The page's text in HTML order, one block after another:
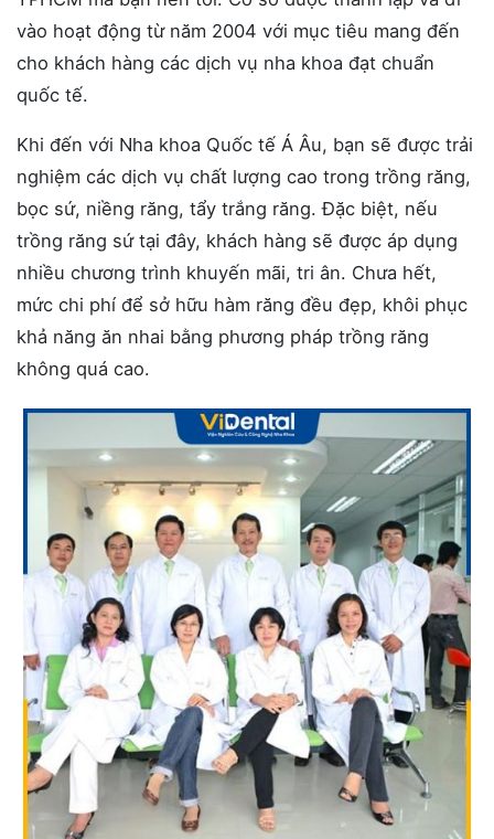
vào hoạt động từ năm 2004 với mục tiêu mang đến
cho khách hàng các dịch vụ nha khoa đạt chuẩn
quốc tế.
Khi đến với Nha khoa Quốc tế Á Âu, bạn sẽ được trải
nghiệm các dịch vụ chất lượng cao trong trồng răng,
bọc sứ, niềng răng, tẩy trắng răng. Đặc biệt, nếu
trồng răng sứ tại đây, khách hàng sẽ được áp dụng
nhiều chương trình khuyến mãi, tri ân. Chưa hết,
mức chi phí để sở hữu hàm răng đều đẹp, khôi phục
khả năng ăn nhai bằng phương pháp trồng răng
không quá cao.